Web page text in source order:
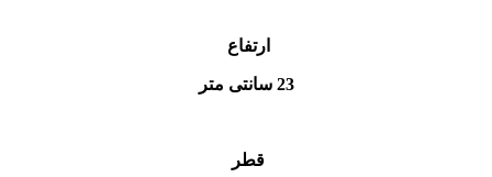
ارتفاع
23 سانتی متر
قطر